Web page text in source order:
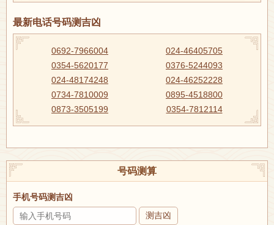
最新电话号码测吉凶
0692-7966004
024-46405705
0354-5620177
0376-5244093
024-48174248
024-46252228
0734-7810009
0895-4518800
0873-3505199
0354-7812114
号码测算
手机号码测吉凶
测吉凶